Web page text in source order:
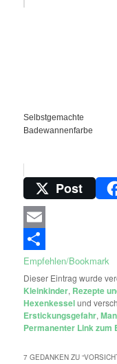
Selbstgemachte
Badewannenfarbe
Post
Email
Empfehlen/Bookmark
Dieser Eintrag wurde
Kleinkinder, Rezepte
Hexenkesselund
Erstickungsgefahr,
Permanenter Link zum
7 GEDANKEN ZU “